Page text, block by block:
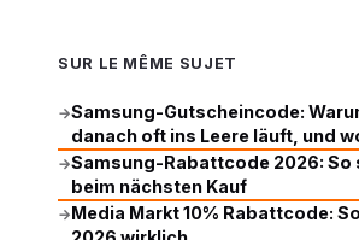
SUR LE MÊME SUJET
→Samsung-Gutscheincode:
danach oft ins Leere läuft, und
→Samsung-Rabattcode 2026: So
beim nächsten Kauf
→Media Markt 10% Rabattcode: